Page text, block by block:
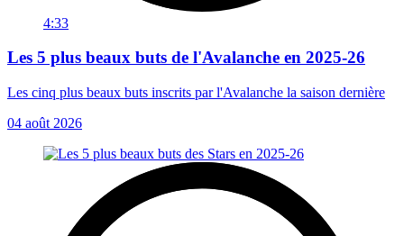
4:33
Les 5 plus beaux buts de l'Avalanche en 2025-26
Les cinq plus beaux buts inscrits par l'Avalanche la saison dernière
04 août 2026